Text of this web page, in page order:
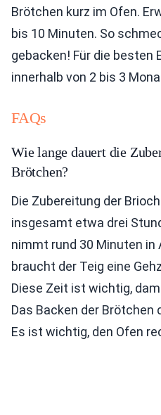
Brötchen kurz im Ofen.
bis 10 Minuten. So
gebacken! Für die besten
innerhalb von 2 bis 3
FAQs
Wie lange dauert die
Brötchen?
Die Zubereitung der
insgesamt etwa drei
nimmt rund 30 Minuten in
braucht der Teig eine
Diese Zeit ist wichtig,
Das Backen der Brötchen
Es ist wichtig, den Ofen